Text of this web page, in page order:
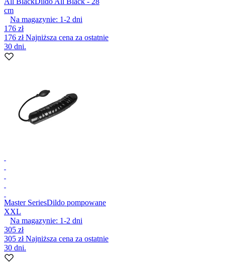
cm
Na magazynie: 1-2 dni
176 zł
176 złNajniższa cena za ostatnie
30 dni.
Master SeriesDildo pompowane
XXL
Na magazynie: 1-2 dni
305 zł
305 złNajniższa cena za ostatnie
30 dni.